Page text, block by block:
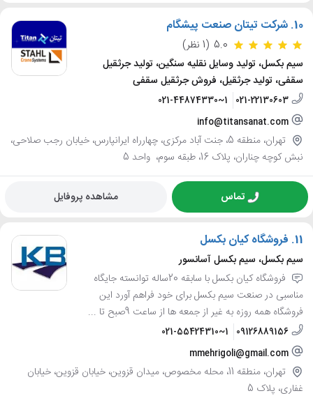
10. شرکت تیتان صنعت پیشگام
5.0 (1 نظر)
سیم بکسل، تولید وسایل نقلیه سنگین، تولید جرثقیل
سقفی، تولید جرثقیل، فروش جرثقیل سقفی
021-22130603
021-44874330~1
info@titansanat.com
تهران، منطقه 5، جنت آباد مرکزی، چهارراه ایرانپارس، خیابان رجب صلاحی،
نبش کوچه چناران، پلاک 16، طبقه سوم، ‌ واحد 5
تماس مشاهده پروفایل
11. فروشگاه کیان بکسل
سیم بکسل، سیم بکسل آسانسور
فروشگاه کیان بکسل با سابقه 20ساله توانسته جایگاه
مناسبی در صنعت سیم بکسل برای خود فراهم آورد این
فروشگاه همه روزه به غیر از جمعه ها از ساعت 9صبح تا ...
09126889156
021-55424310~1
mmehrigoli@gmail.com
تهران، منطقه 11، محله مخصوص، میدان قزوین، خیابان قزوین، خیابان
غفاری، پلاک 5